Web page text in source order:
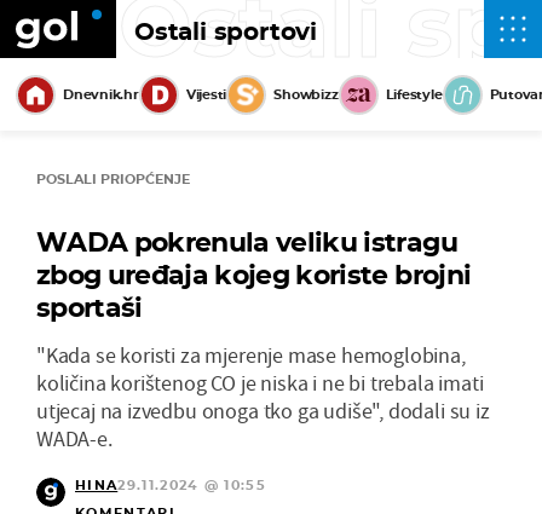
Ostali sportovi
Ostali
Dnevnik.hr Vijesti Showbizz Lifestyle
POSLALI PRIOPĆENJE
WADA pokrenula veliku istragu
zbog uređaja kojeg koriste brojni
sportaši
"Kada se koristi za mjerenje mase hemoglobina,
količina korištenog CO je niska i ne bi trebala imati
utjecaj na izvedbu onoga tko ga udiše", dodali su iz
WADA-e.
HINA29.11.2024 @ 10:55